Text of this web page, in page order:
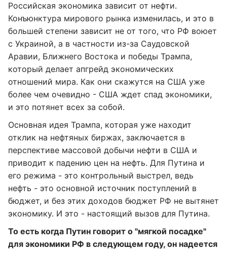
Российская экономика зависит от нефти.
Конъюнктура мирового рынка изменилась, и это в
большей степени зависит не от того, что РФ воюет
с Украиной, а в частности из-за Саудовской
Аравии, Ближнего Востока и победы Трампа,
который делает апгрейд экономических
отношений мира. Как они скажутся на США уже
более чем очевидно - США ждет спад экономики,
и это потянет всех за собой.
Основная идея Трампа, которая уже находит
отклик на нефтяных биржах, заключается в
перспективе массовой добычи нефти в США и
приводит к падению цен на нефть. Для Путина и
его режима - это контрольный выстрел, ведь
нефть - это основной источник поступлений в
бюджет, и без этих доходов бюджет РФ не вытянет
экономику. И это - настоящий вызов для Путина.
То есть когда Путин говорит о "мягкой посадке"
для экономики РФ в следующем году, он надеется